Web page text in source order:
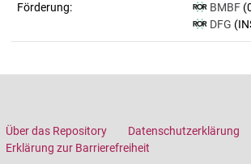
Förderung: BMBF
DFG
Über das Repository Datenschutzerklärung
Erklärung zur Barrierefreiheit